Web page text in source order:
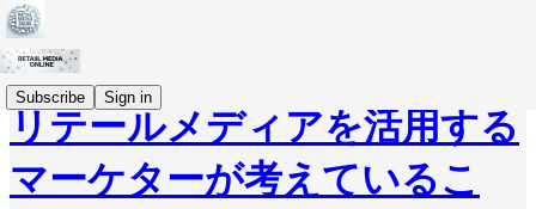
Subscribe Sign in
リテールメディアを活用する
マーケターが考えているこ